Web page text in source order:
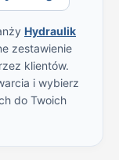
Hydraulik
zestawienie
klientów.
i wybierz
do Twoich